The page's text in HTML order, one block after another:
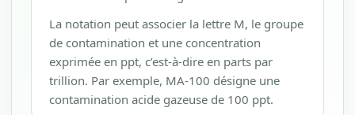
La notation peut associer la lettre M, le groupe
de contamination et une concentration
exprimée en ppt, c’est-à-dire en parts par
trillion. Par exemple, MA-100 désigne une
contamination acide gazeuse de 100 ppt.